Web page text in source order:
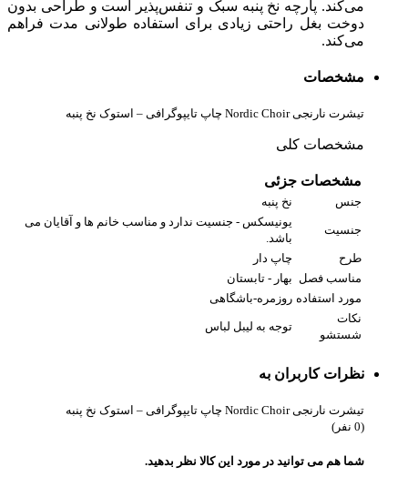
می‌کند. پارچه نخ پنبه سبک و تنفس‌پذیر است و طراحی بدون
دوخت بغل راحتی زیادی برای استفاده طولانی مدت فراهم
می‌کند.
مشخصات
تیشرت نارنجی Nordic Choir چاپ تایپوگرافی – استوک نخ پنبه
مشخصات کلی
مشخصات جزئی
جنس نخ پنبه
جنسیت
یونیسکس - جنسیت ندارد و مناسب خانم ها و آقایان می
باشد.
طرح
چاپ دار
مناسب فصل بهار - تابستان
مورد استفاده روزمره-باشگاهی
نکات
شستشو
توجه به لیبل لباس
نظرات کاربران به
تیشرت نارنجی Nordic Choir چاپ تایپوگرافی – استوک نخ پنبه
(0 نفر)
شما هم می توانید در مورد این کالا نظر بدهید.